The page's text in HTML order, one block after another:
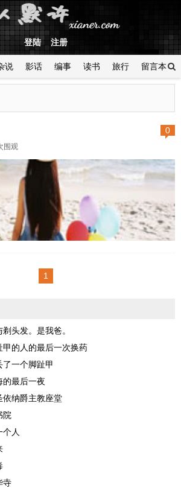
登陆 注册
说 影话 编事 读书 旅行 留言本
0
围观
市工作。 老板是一个年近五
上请客的时候拉上她做陪。我猜
那也是一个比较了解她的人，但
人心如面，谁又能够知道真正企
宴席上气氛热闹而融洽。 到
1
头发。是我爸。
的人的最后一次换药
一个脚趾甲
的最后一夜
纳爵主教座堂
院
人
寺